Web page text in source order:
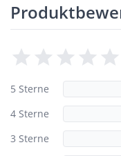
5 Sterne
4 Sterne
3 Sterne